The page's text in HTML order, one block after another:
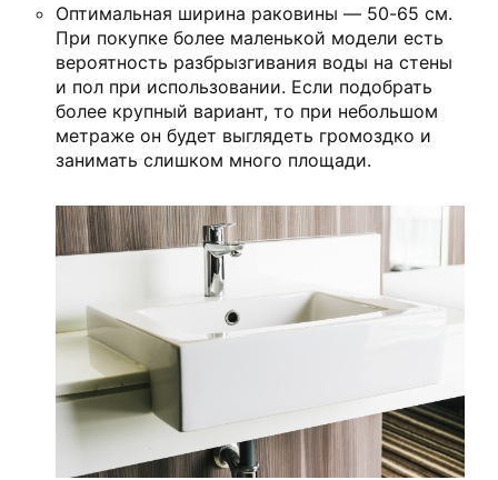
Оптимальная ширина раковины — 50-65 см.
При покупке более маленькой модели есть
вероятность разбрызгивания воды на стены
и пол при использовании. Если подобрать
более крупный вариант, то при небольшом
метраже он будет выглядеть громоздко и
занимать слишком много площади.